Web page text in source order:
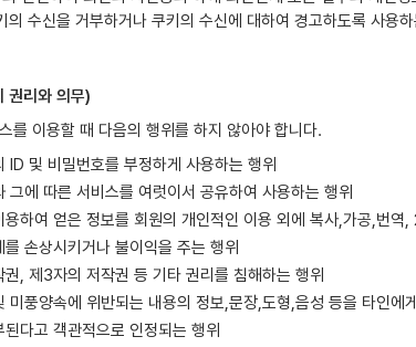
의 수신을 거부하거나 쿠키의 수신에 대하여 경고하도록 사용
권리와 의무)
를 이용할 때 다음의 행위를 하지 않아야 합니다.
ID 및 비밀번호를 부정하게 사용하는 행위
그에 따른 서비스를 여럿이서 공유하여 사용하는 행위
하여 얻은 정보를 회원의 개인적인 이용 외에 복사,가공,번
손상시키거나 불이익을 주는 행위
, 제3자의 저작권 등 기타 권리를 침해하는 행위
미풍양속에 위반되는 내용의 정보,문장,도형,음성 등을 타인에
다고 객관적으로 인정되는 행위